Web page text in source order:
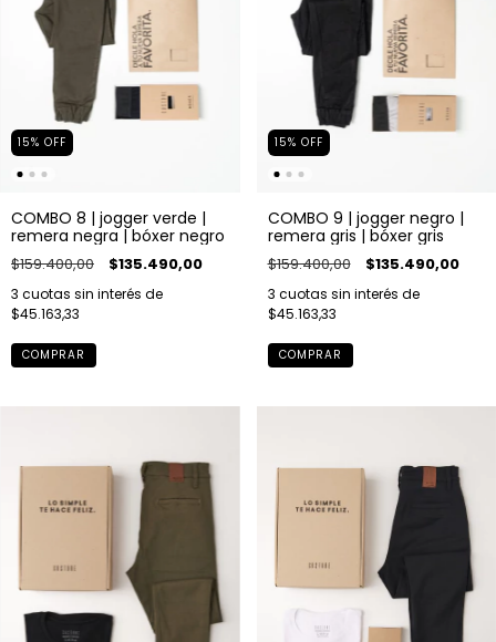
15% OFF
COMBO 8 | jogger verde |
remera negra | bóxer negro
$159.400,00 $135.490,00
3 cuotas sin interés de
$45.163,33
COMPRAR
15% OFF
COMBO 9 | jogger negro |
remera gris | bóxer gris
$159.400,00 $135.490,00
3 cuotas sin interés de
$45.163,33
COMPRAR